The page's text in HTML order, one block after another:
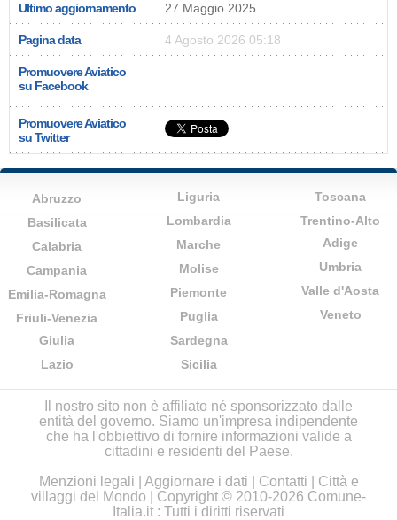
Ultimo aggiornamento 27 Maggio 2025
Pagina data 4 Agosto 2026 05:18
Promuovere Aviatico
su Facebook
Promuovere Aviatico
su Twitter
Abruzzo
Basilicata
Calabria
Campania
Emilia-Romagna
Friuli-Venezia
Giulia
Lazio
Liguria
Lombardia
Marche
Molise
Piemonte
Puglia
Sardegna
Sicilia
Toscana
Trentino-Alto
Adige
Umbria
Valle d'Aosta
Veneto
Il nostro sito non è affiliato né sponsorizzato dalle
entità del governo. Siamo un'impresa indipendente
che ha l'obbiettivo di fornire informazioni valide a
cittadini e residenti del Paese.
Menzioni legali
Aggiornare i dati Contatti
Città e
villaggi del Mondo | Copyright © 2010-2026 Comune-
Italia.it : Tutti i diritti riservati